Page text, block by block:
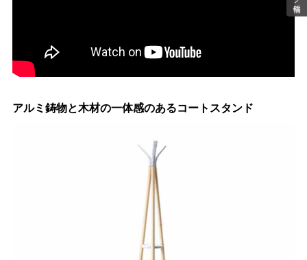
アルミ鋳物と木材の一体感のあるコートスタンド